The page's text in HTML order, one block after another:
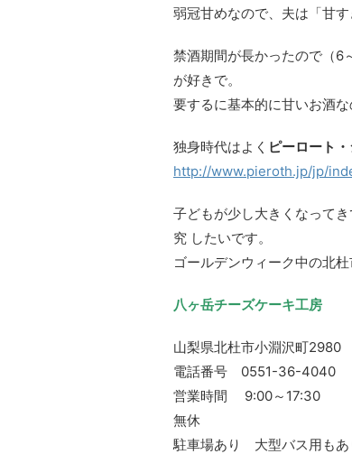
弱冠甘めなので、夫は「甘
禁酒期間が長かったので（6
が好きで。
要するに基本的に甘いお酒な
独身時代はよく ピーロート
http://www.pieroth.jp/jp/
子どもが少し大きくなって
究 したいです。
ゴールデンウィーク中の北
八ヶ岳チーズケーキ工房
山梨県北杜市小淵沢町2980
電話番号 0551-36-4040
営業時間 9:00～17:30
無休
駐車場あり 大型バス用もあ